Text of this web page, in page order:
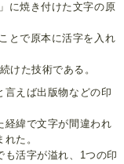
に焼き付けた文字の原
とで原本に活字を入れ
けた技術である。
言えば出版物などの印
経緯で文字が間違われ
た。
も活字が溢れ、1つの印